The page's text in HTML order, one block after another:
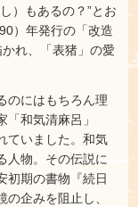
）もあるの？”とお
）年発行の「改造
れ、「表猪」の愛
のにはもちろん理
和気清麻呂」
ていました。和気
人物。その伝説に
初期の書物『続日
企みを阻止し、